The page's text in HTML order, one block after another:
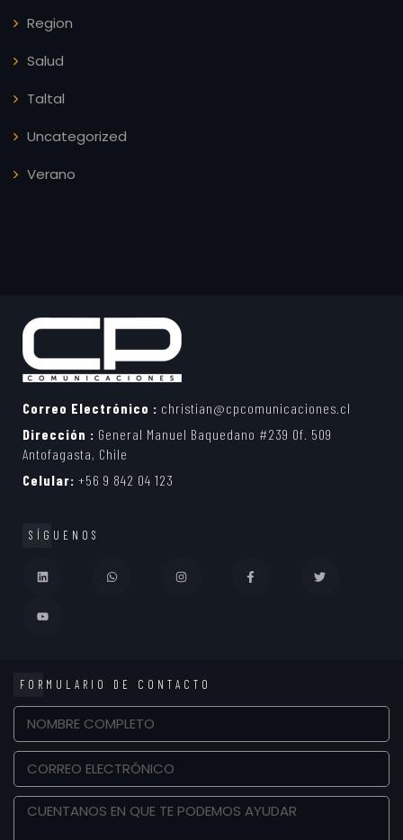
Region
Salud
Taltal
Uncategorized
Verano
Correo Electrónico : christian@cpcomunicaciones.cl
Dirección : General Manuel Baquedano #239 Of. 509
Antofagasta, Chile
Celular: +56 9 842 04 123
SÍGUENOS
FORMULARIO DE CONTACTO